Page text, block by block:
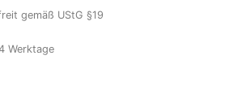
gemäß UStG §19
Werktage